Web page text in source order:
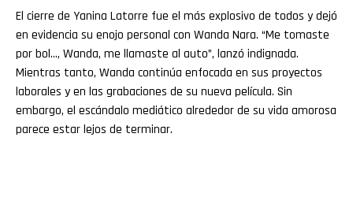
El cierre de Yanina Latorre fue el más explosivo de todos y dejó
en evidencia su enojo personal con Wanda Nara. “Me tomaste
por bol…, Wanda, me llamaste al auto”, lanzó indignada.
Mientras tanto, Wanda continúa enfocada en sus proyectos
laborales y en las grabaciones de su nueva película. Sin
embargo, el escándalo mediático alrededor de su vida amorosa
parece estar lejos de terminar.